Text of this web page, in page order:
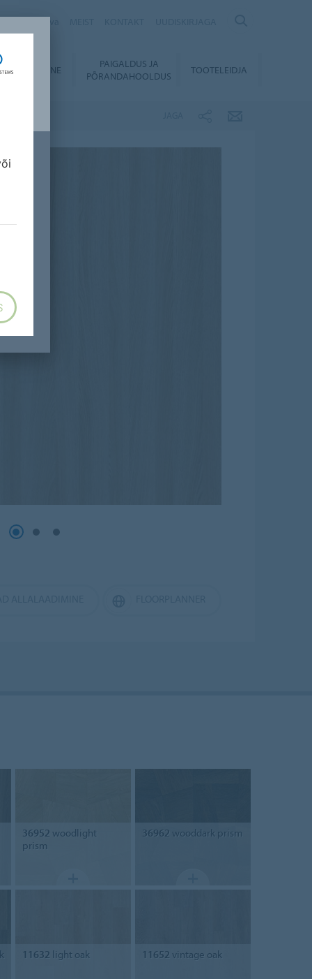
PAIGALDUS JA
PÕRANDAHOOLDUS
TOOTELEIDJA
36952 woodlight
prism
36962 wooddark prism
11632 light oak 11652 vintage oak